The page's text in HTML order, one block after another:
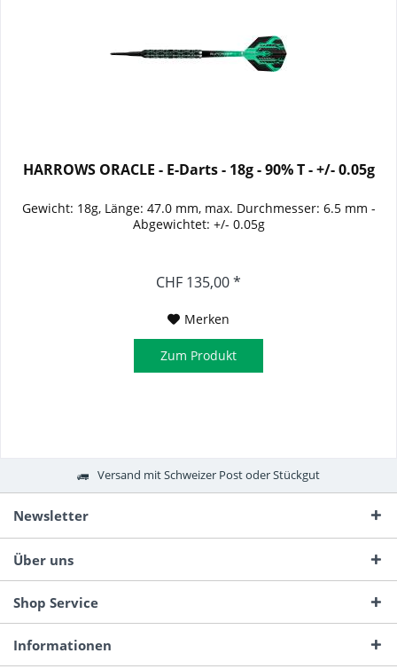
HARROWS ORACLE - E-Darts - 18g - 90% T - +/- 0.05g
Gewicht: 18g, Länge: 47.0 mm, max. Durchmesser: 6.5 mm -
Abgewichtet: +/- 0.05g
CHF 135,00 *
Merken
Zum Produkt
Versand mit Schweizer Post oder Stückgut
Newsletter
Über uns
Shop Service
Informationen